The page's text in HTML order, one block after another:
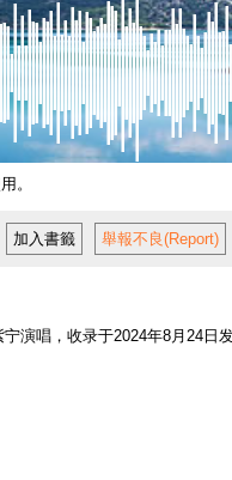
。
加入書籤 舉報不良(Report)
演唱，收录于2024年8月24日